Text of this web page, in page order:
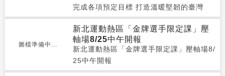
完成各項預定目標 打造溫暖堅韌的臺灣
圖檔準備中...
新北運動熱區「金牌選手限定課」壓
軸場8/25中午開報
新北運動熱區「金牌選手限定課」壓軸場8/
25中午開報